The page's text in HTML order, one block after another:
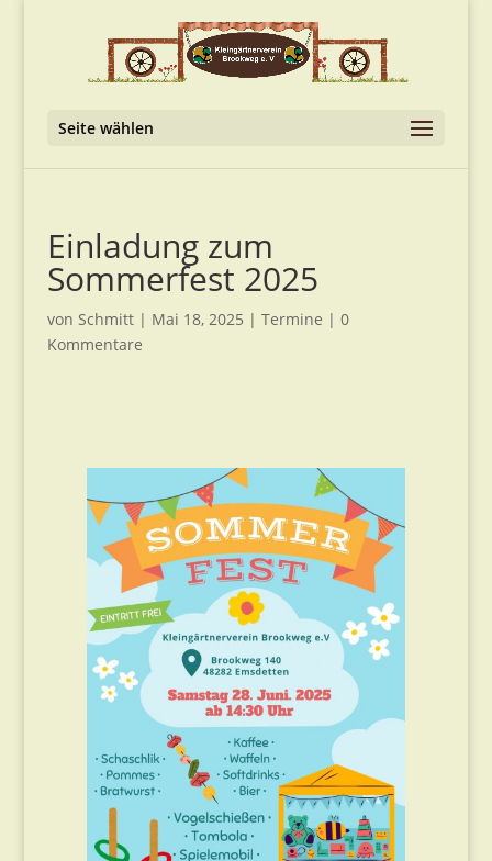
Seite wählen
Einladung zum
Sommerfest 2025
von Schmitt| Mai 18, 2025 | Termine | 0
Kommentare